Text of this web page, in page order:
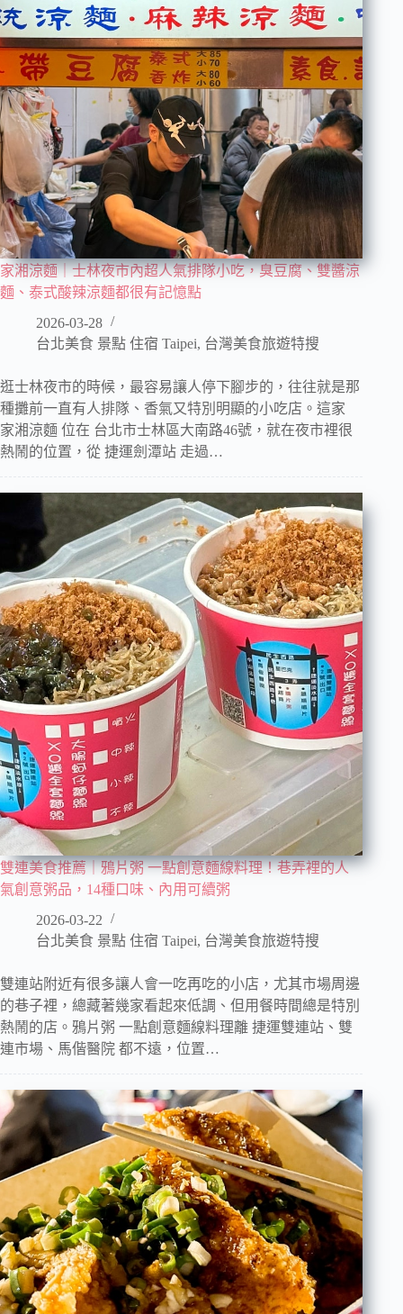
家湘涼麵｜士林夜市內超人氣排隊小吃，臭豆腐、雙醬涼
麵、泰式酸辣涼麵都很有記憶點
2026-03-28
台北美食 景點 住宿 Taipei, 台灣美食旅遊特搜
逛士林夜市的時候，最容易讓人停下腳步的，往往就是那
種攤前一直有人排隊、香氣又特別明顯的小吃店。這家
家湘涼麵 位在 台北市士林區大南路46號，就在夜市裡很
熱鬧的位置，從 捷運劍潭站 走過…
雙連美食推薦｜鴉片粥 一點創意麵線料理！巷弄裡的人
氣創意粥品，14種口味、內用可續粥
2026-03-22
台北美食 景點 住宿 Taipei, 台灣美食旅遊特搜
雙連站附近有很多讓人會一吃再吃的小店，尤其市場周邊
的巷子裡，總藏著幾家看起來低調、但用餐時間總是特別
熱鬧的店。鴉片粥 一點創意麵線料理離 捷運雙連站、雙
連市場、馬偕醫院 都不遠，位置…